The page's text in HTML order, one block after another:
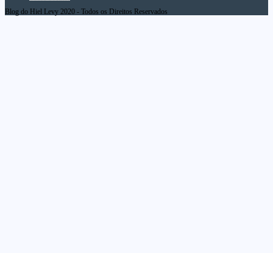
Blog do Hiel Levy 2020 - Todos os Direitos Reservados